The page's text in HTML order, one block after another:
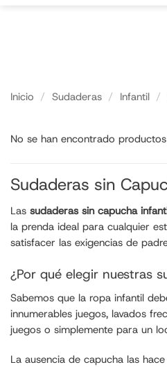
Inicio / Sudaderas / Infantil /
No se han encontrado
Sudaderas sin
Las sudaderas sin capucha
la prenda ideal para cualquier
satisfacer las exigencias de
¿Por qué elegir nuestras
Sabemos que la ropa infantil
innumerables juegos, lavados
juegos o simplemente para un
La ausencia de capucha las